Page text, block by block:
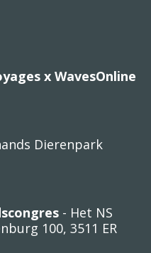
x WavesOnline
Dierenpark
- Het NS
100, 3511 ER